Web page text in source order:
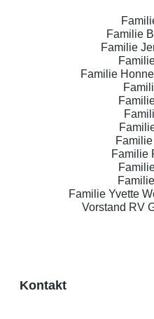
Familie
Familie
Familie
Familie
Familie Yvette
Vorstand RV
Kontakt